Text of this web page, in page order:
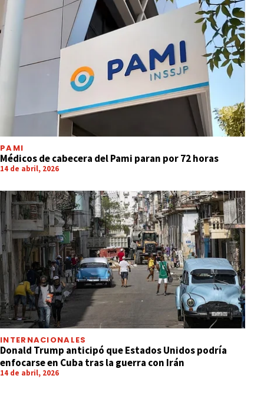
PAMI
Médicos de cabecera del Pami paran por 72 horas
14 de abril, 2026
INTERNACIONALES
Donald Trump anticipó que Estados Unidos podría
enfocarse en Cuba tras la guerra con Irán
14 de abril, 2026